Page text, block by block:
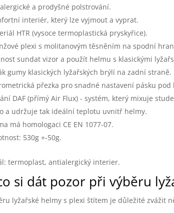
a prodyšné polstrování.
interiér, který lze vyjmout a vyprat.
HTR (vysoce termoplastická pryskyřice).
plexi s molitanovým těsněním na spodní
sundat vizor a použít helmu s klasickými
gumy klasických lyžařských brýlí na zadní straně.
přezka pro snadné nastavení pásku
DAF (přímý Air Flux) - systém, který mixuje
a udržuje tak ideální teplotu uvnitř helmy.
má homologaci CE EN 1077-07.
530g +-50g.
termoplast, antialergický interier.
si dát pozor při výběru
lyžařské helmy s plexi štítem je důležité zvážit